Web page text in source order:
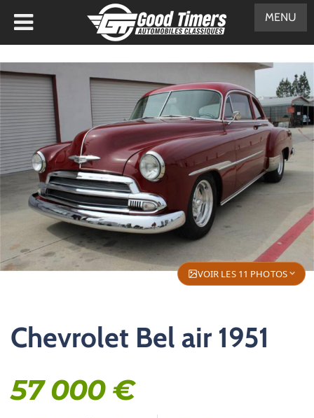
VOIR LES 11 PHOTOS
Chevrolet Bel air 1951
57 000€
MENU